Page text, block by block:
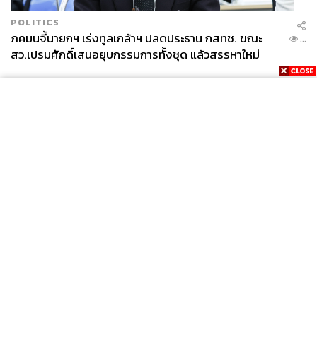
POLITICS
ภคมนจี้นายกฯ เร่งทูลเกล้าฯ ปลดประธาน กสทช. ขณะ
สว.เปรมศักดิ์เสนอยุบกรรมการทั้งชุด แล้วสรรหาใหม่
...